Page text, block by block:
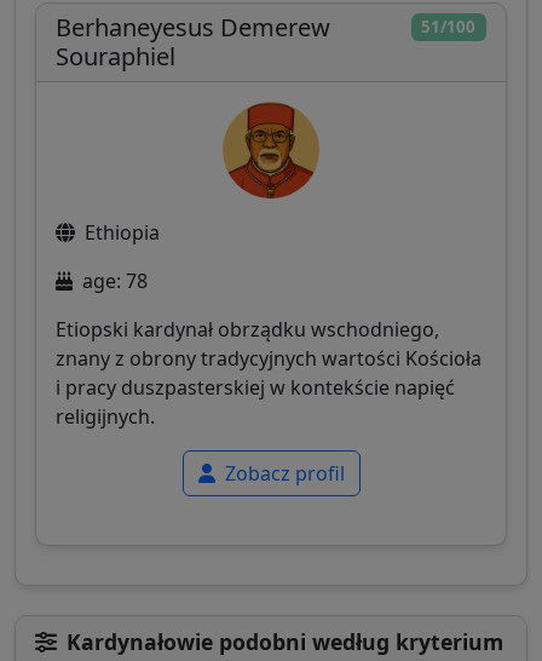
51/100
Berhaneyesus Demerew
Souraphiel
Ethiopia
age: 78
Etiopski kardynał obrządku wschodniego,
znany z obrony tradycyjnych wartości Kościoła
i pracy duszpasterskiej w kontekście napięć
religijnych.
Zobacz profil
Kardynałowie podobni według kryterium